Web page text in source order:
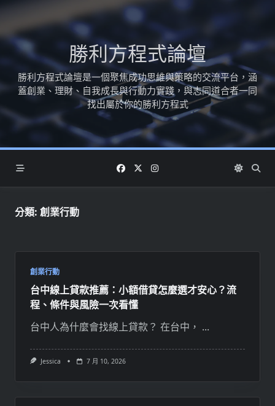
Skip
content
勝利方程式論壇
勝利方程式論壇是一個聚焦成功思維與策略的交流平台，涵
蓋創業、理財、自我成長與行動力實踐，與志同道合者一同
找出屬於你的勝利方程式
分類: 創業行動
創業行動
台中線上貸款推薦：小額借貸怎麼選才安心？流
程、條件與風險一次看懂
台中人為什麼會找線上貸款？ 在台中， ...
Jessica 7 月 10, 2026